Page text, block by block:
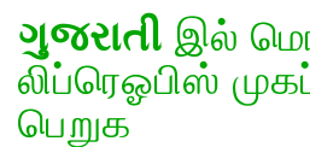
ગુજરાતી இல்
லிப்ரெஓபிஸ்
பெறுக